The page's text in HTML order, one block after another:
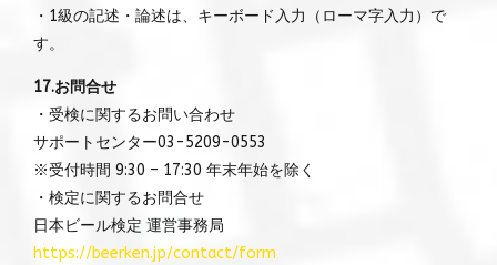
・1級の記述・論述は、キーボード入力（ローマ字入力）で
す。
17.お問合せ
・受検に関するお問い合わせ
サポートセンター03-5209-0553
※受付時間 9:30 – 17:30 年末年始を除く
・検定に関するお問合せ
日本ビール検定 運営事務局
https://beerken.jp/contact/form